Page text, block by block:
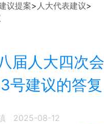
议提案> 人大代表建议>
届人大四次
号建议的答复
2025-08-12